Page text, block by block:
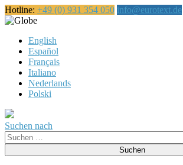
Hotline: +49 (0) 931 354 050 info@eurotext.de
English
Español
Français
Italiano
Nederlands
Polski
Suchen nach
Suche
nach: